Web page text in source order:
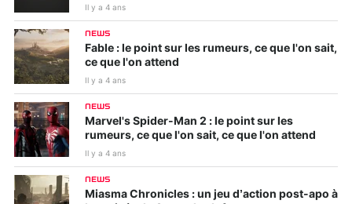
Il y a 4 ans
NEWS
Fable : le point sur les rumeurs, ce que l'on sait,
ce que l'on attend
Il y a 4 ans
NEWS
Marvel's Spider-Man 2 : le point sur les
rumeurs, ce que l'on sait, ce que l'on attend
Il y a 4 ans
NEWS
Miasma Chronicles : un jeu d’action post-apo à